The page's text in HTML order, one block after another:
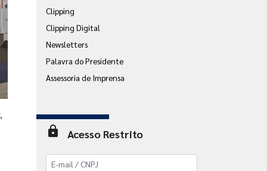
Clipping
Clipping Digital
Newsletters
Palavra do Presidente
Assessoria de Imprensa
lock Acesso Restrito